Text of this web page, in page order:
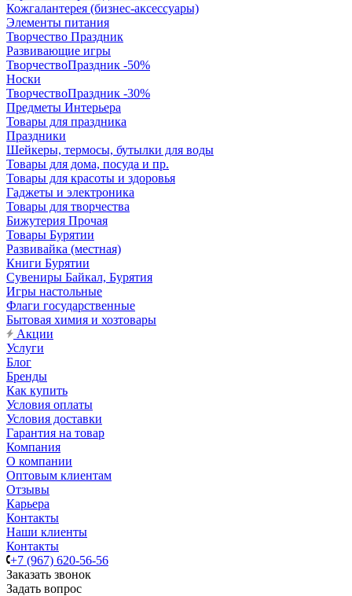
Кожгалантерея (бизнес-аксессуары)
Элементы питания
Творчество Праздник
Развивающие игры
ТворчествоПраздник -50%
Носки
ТворчествоПраздник -30%
Предметы Интерьера
Товары для праздника
Праздники
Шейкеры, термосы, бутылки для воды
Товары для дома, посуда и пр.
Товары для красоты и здоровья
Гаджеты и электроника
Товары для творчества
Бижутерия Прочая
Товары Бурятии
Развивайка (местная)
Книги Бурятии
Сувениры Байкал, Бурятия
Игры настольные
Флаги государственные
Бытовая химия и хозтовары
Акции
Услуги
Блог
Бренды
Как купить
Условия оплаты
Условия доставки
Гарантия на товар
Компания
О компании
Оптовым клиентам
Отзывы
Карьера
Контакты
Наши клиенты
Контакты
+7 (967) 620-56-56
Заказать звонок
Задать вопрос